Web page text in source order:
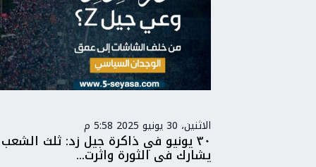
الاثنين، 30 يونيو 2025 5:58 م
٣٠ يونيو في ذاكرة جيل زد: ثلث
يشارك في الثورة واثرت...